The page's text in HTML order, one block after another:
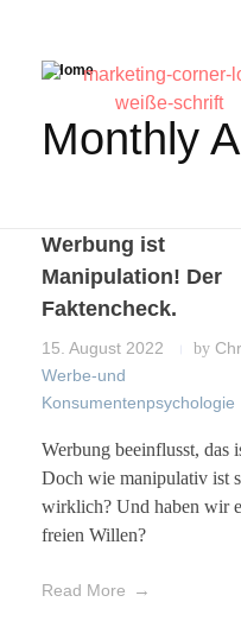
Home
Monthly
Werbung ist
Manipulation! Der
Faktencheck.
15. August 2022 by
Werbe-und
Konsumentenpsychologie
Werbung beeinflusst, das
Doch wie manipulativ ist
wirklich? Und haben wir
freien Willen?
Read More